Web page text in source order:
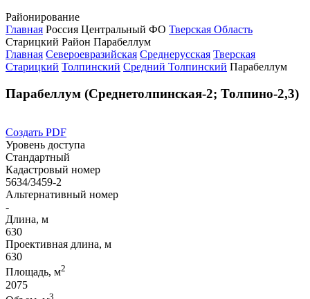
Районирование
Главная Россия Центральный ФО Тверская Область
Старицкий Район Парабеллум
Главная Североевразийская Среднерусская Тверская
Старицкий Толпинский Средний Толпинский Парабеллум
Парабеллум (Среднетолпинская-2; Толпино-2,3)
Создать PDF
Уровень доступа
Стандартный
Кадастровый номер
5634/3459-2
Альтернативный номер
-
Длина, м
630
Проективная длина, м
630
Площадь, м2
2075
3